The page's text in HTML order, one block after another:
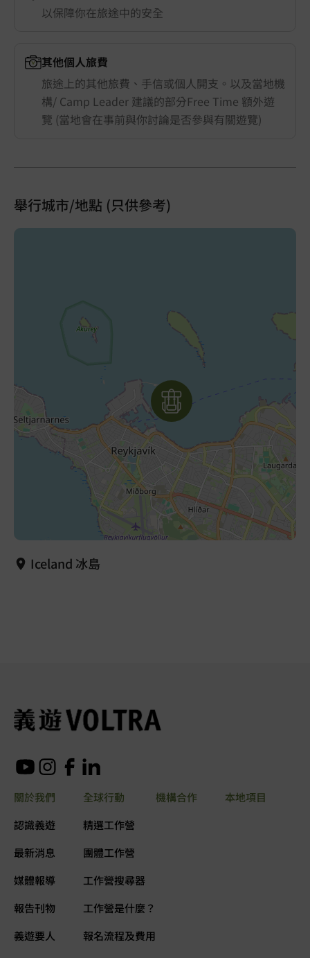
以保障你在旅途中的安全
其他個人旅費
旅途上的其他旅費、手信或個人開支。以及當地機
構/ Camp Leader 建議的部分Free Time 額外遊
覽 (當地會在事前與你討論是否參與有關遊覽)
舉行城市/地點 (只供參考)
Iceland 冰島
關於我們
認識義遊
最新消息
媒體報導
報告刊物
義遊要人
全球行動
精選工作營
團體工作營
工作營搜尋器
工作營是什麼？
報名流程及費用
本地項目
機構合作